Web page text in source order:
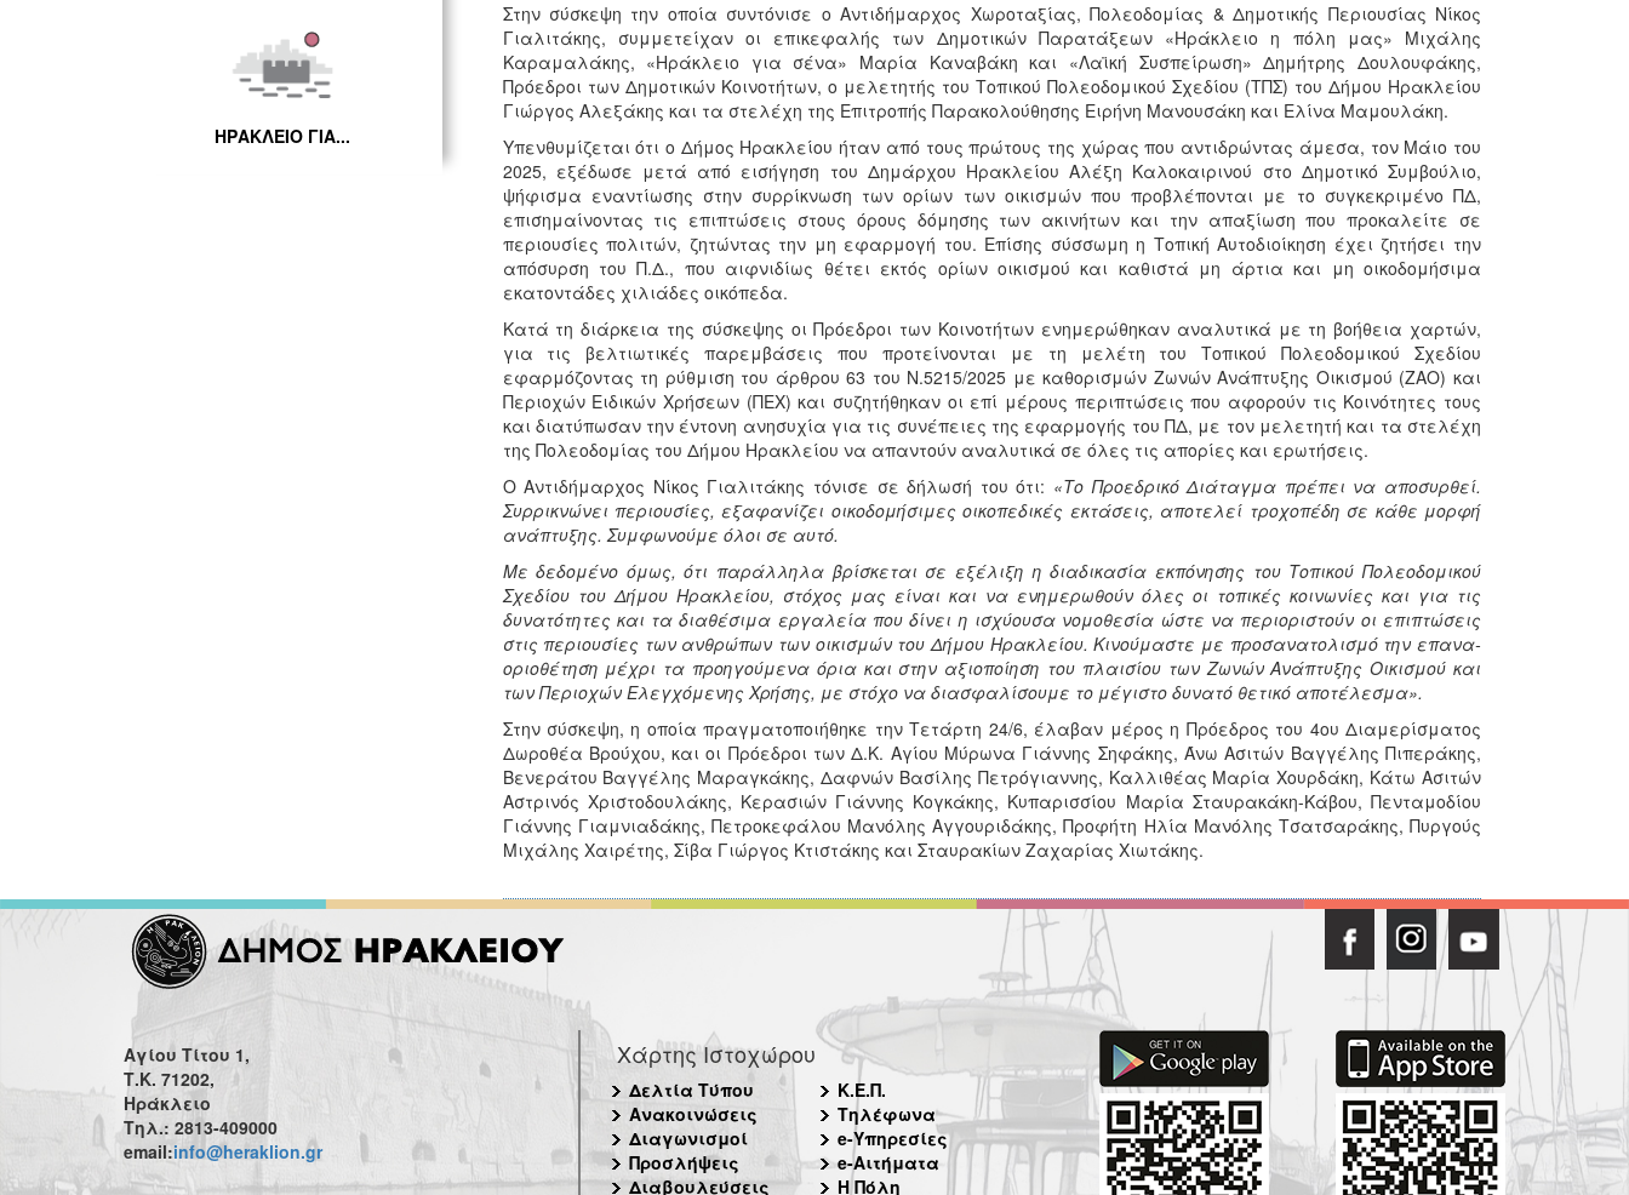
ΗΡΑΚΛΕΙΟ ΓΙΑ...
Στην σύσκεψη την οποία συντόνισε ο Αντιδήμαρχος Χωροταξίας, Πολεοδομίας & Δημοτικής Περιουσίας Νίκος
Γιαλιτάκης, συμμετείχαν οι επικεφαλής των Δημοτικών Παρατάξεων «Ηράκλειο η πόλη μας» Μιχάλης
Καραμαλάκης, «Ηράκλειο για σένα» Μαρία Καναβάκη και «Λαϊκή Συσπείρωση» Δημήτρης Δουλουφάκης,
Πρόεδροι των Δημοτικών Κοινοτήτων, ο μελετητής του Τοπικού Πολεοδομικού Σχεδίου (ΤΠΣ) του Δήμου Ηρακλείου
Γιώργος Αλεξάκης και τα στελέχη της Επιτροπής Παρακολούθησης Ειρήνη Μανουσάκη και Ελίνα Μαμουλάκη.
Υπενθυμίζεται ότι ο Δήμος Ηρακλείου ήταν από τους πρώτους της χώρας που αντιδρώντας άμεσα, τον Μάιο του
2025, εξέδωσε μετά από εισήγηση του Δημάρχου Ηρακλείου Αλέξη Καλοκαιρινού στο Δημοτικό Συμβούλιο,
ψήφισμα εναντίωσης στην συρρίκνωση των ορίων των οικισμών που προβλέπονται με το συγκεκριμένο ΠΔ,
επισημαίνοντας τις επιπτώσεις στους όρους δόμησης των ακινήτων και την απαξίωση που προκαλείτε σε
περιουσίες πολιτών, ζητώντας την μη εφαρμογή του. Επίσης σύσσωμη η Τοπική Αυτοδιοίκηση έχει ζητήσει την
απόσυρση του Π.Δ., που αιφνιδίως θέτει εκτός ορίων οικισμού και καθιστά μη άρτια και μη οικοδομήσιμα
εκατοντάδες χιλιάδες οικόπεδα.
Κατά τη διάρκεια της σύσκεψης οι Πρόεδροι των Κοινοτήτων ενημερώθηκαν αναλυτικά με τη βοήθεια χαρτών,
για τις βελτιωτικές παρεμβάσεις που προτείνονται με τη μελέτη του Τοπικού Πολεοδομικού Σχεδίου
εφαρμόζοντας τη ρύθμιση του άρθρου 63 του Ν.5215/2025 με καθορισμών Ζωνών Ανάπτυξης Οικισμού (ΖΑΟ) και
Περιοχών Ειδικών Χρήσεων (ΠΕΧ) και συζητήθηκαν οι επί μέρους περιπτώσεις που αφορούν τις Κοινότητες τους
και διατύπωσαν την έντονη ανησυχία για τις συνέπειες της εφαρμογής του ΠΔ, με τον μελετητή και τα στελέχη
της Πολεοδομίας του Δήμου Ηρακλείου να απαντούν αναλυτικά σε όλες τις απορίες και ερωτήσεις.
Ο Αντιδήμαρχος Νίκος Γιαλιτάκης τόνισε σε δήλωσή του ότι: «Το Προεδρικό Διάταγμα πρέπει να αποσυρθεί.
Συρρικνώνει περιουσίες, εξαφανίζει οικοδομήσιμες οικοπεδικές εκτάσεις, αποτελεί τροχοπέδη σε κάθε μορφή
ανάπτυξης. Συμφωνούμε όλοι σε αυτό.
Με δεδομένο όμως, ότι παράλληλα βρίσκεται σε εξέλιξη η διαδικασία εκπόνησης του Τοπικού Πολεοδομικού
Σχεδίου του Δήμου Ηρακλείου, στόχος μας είναι και να ενημερωθούν όλες οι τοπικές κοινωνίες και για τις
δυνατότητες και τα διαθέσιμα εργαλεία που δίνει η ισχύουσα νομοθεσία ώστε να περιοριστούν οι επιπτώσεις
στις περιουσίες των ανθρώπων των οικισμών του Δήμου Ηρακλείου. Κινούμαστε με προσανατολισμό την επανα-
οριοθέτηση μέχρι τα προηγούμενα όρια και στην αξιοποίηση του πλαισίου των Ζωνών Ανάπτυξης Οικισμού και
των Περιοχών Ελεγχόμενης Χρήσης, με στόχο να διασφαλίσουμε το μέγιστο δυνατό θετικό αποτέλεσμα».
Στην σύσκεψη, η οποία πραγματοποιήθηκε την Τετάρτη 24/6, έλαβαν μέρος η Πρόεδρος του 4ου Διαμερίσματος
Δωροθέα Βρούχου, και οι Πρόεδροι των Δ.Κ. Αγίου Μύρωνα Γιάννης Σηφάκης, Άνω Ασιτών Βαγγέλης Πιπεράκης,
Βενεράτου Βαγγέλης Μαραγκάκης, Δαφνών Βασίλης Πετρόγιαννης, Καλλιθέας Μαρία Χουρδάκη, Κάτω Ασιτών
Αστρινός Χριστοδουλάκης, Κερασιών Γιάννης Κογκάκης, Κυπαρισσίου Μαρία Σταυρακάκη-Κάβου, Πενταμοδίου
Γιάννης Γιαμνιαδάκης, Πετροκεφάλου Μανόλης Αγγουριδάκης, Προφήτη Ηλία Μανόλης Τσατσαράκης, Πυργούς
Μιχάλης Χαιρέτης, Σίβα Γιώργος Κτιστάκης και Σταυρακίων Ζαχαρίας Χιωτάκης.
Αγίου Τίτου 1,
Τ.Κ. 71202,
Ηράκλειο
Τηλ.: 2813-409000
email:info@heraklion.gr
Χάρτης Ιστοχώρου
Δελτία Τύπου
Ανακοινώσεις
Διαγωνισμοί
Προσλήψεις
Διαβουλεύσεις
Κ.Ε.Π.
Τηλέφωνα
e-Υπηρεσίες
e-Αιτήματα
Η Πόλη